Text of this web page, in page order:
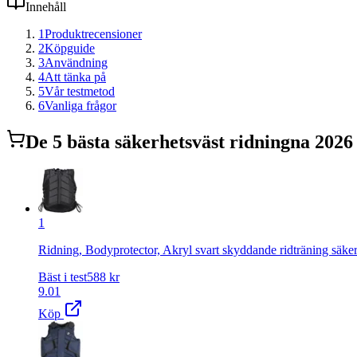
Innehåll
1Produktrecensioner
2Köpguide
3Användning
4Att tänka på
5Vår testmetod
6Vanliga frågor
De 5 bästa säkerhetsväst ridningna 2026
1
Ridning, Bodyprotector, Akryl svart skyddande ridträning
Bäst i test588 kr
9.01
Köp